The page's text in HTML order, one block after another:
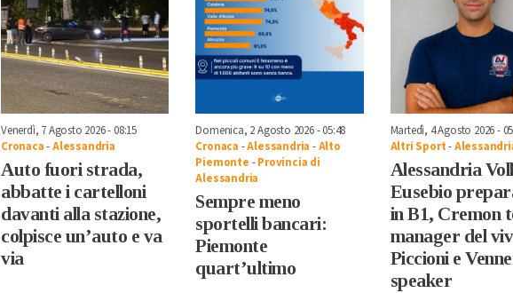
Venerdì, 7 Agosto 2026 - 08:15
Cronaca-Alessandria
Auto fuori strada,
abbatte i cartelloni
davanti alla stazione,
colpisce un’auto e va
via
Domenica, 2 Agosto 2026 - 05:48
Cronaca -Alessandria -Alto
Piemonte -Provincia di
Alessandria
Sempre meno
sportelli bancari:
Piemonte
quart’ultimo
Martedì, 4 Agosto 2026 -
Altri Sport-
Alessandria
Eusebio
in B1, Cremon
manager del
Piccioni e
speaker